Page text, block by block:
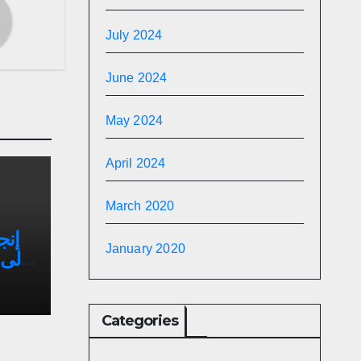
July 2024
June 2024
May 2024
April 2024
March 2020
January 2020
Categories